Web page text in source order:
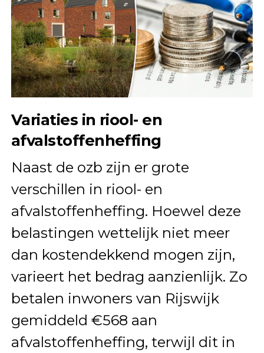
Variaties in riool- en
afvalstoffenheffing
Naast de ozb zijn er grote
verschillen in riool- en
afvalstoffenheffing. Hoewel deze
belastingen wettelijk niet meer
dan kostendekkend mogen zijn,
varieert het bedrag aanzienlijk. Zo
betalen inwoners van Rijswijk
gemiddeld €568 aan
afvalstoffenheffing, terwijl dit in